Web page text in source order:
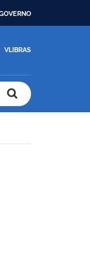
VLIBRAS